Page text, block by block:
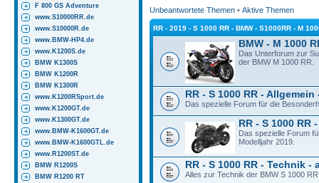
F 800 GS Adventure
www.S10000RR.de
www.S10000R.de
www.BMW-HP4.de
www.K1200S.de
BMW K1300S
BMW K1200R
BMW K1300R
www.K1200RSport.de
www.K1200GT.de
www.K1300GT.de
www.BMW-K1600GT.de
www.BMW-K1600GTL.de
www.R1200ST.de
BMW R1200S
BMW R1200 RT
Unbeantwortete Themen • Aktive Themen
RR - 2019 - S 1000 RR - BMW - S1000RR - M
BMW - M 1000
Das Unterforum zur
der BMW M 1000 RR.
RR - S 1000 RR - Allgemein
Das spezielle Forum für die
RR - S 1000 RR
Das spezielle Forum
Modelljahr 2019.
RR - S 1000 RR - Technik -
Alles zur Technik der BMW S 1000